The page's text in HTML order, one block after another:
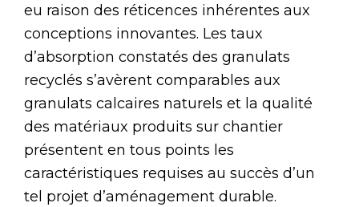
eu raison des réticences inhérentes aux
conceptions innovantes. Les taux
d’absorption constatés des granulats
recyclés s’avèrent comparables aux
granulats calcaires naturels et la qualité
des matériaux produits sur chantier
présentent en tous points les
caractéristiques requises au succès d’un
tel projet d’aménagement durable.